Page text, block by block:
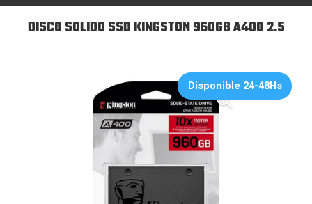
DISCO SOLIDO SSD KINGSTON 960GB A400 2.5
Disponible 24-48Hs